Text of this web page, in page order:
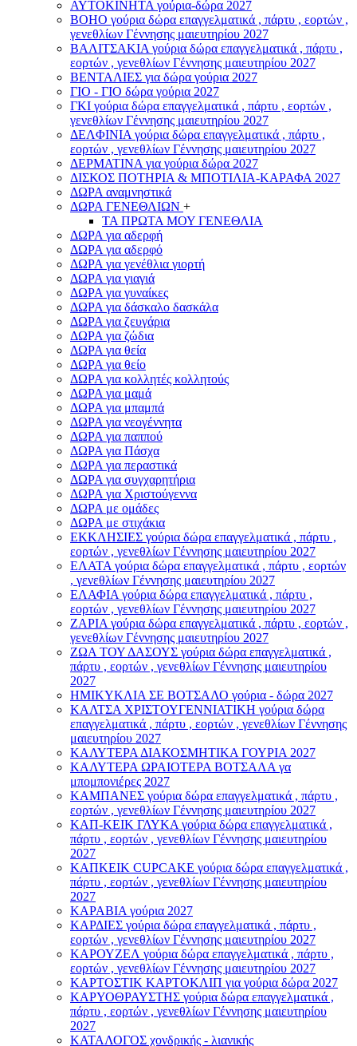
ΑΥΤΟΚΙΝΗΤΑ γούρια-δώρα 2027
ΒOHO γούρια δώρα επαγγελματικά , πάρτυ , εορτών ,
γενεθλίων Γέννησης μαιευτηρίου 2027
ΒΑΛΙΤΣΑΚΙΑ γούρια δώρα επαγγελματικά , πάρτυ ,
εορτών , γενεθλίων Γέννησης μαιευτηρίου 2027
ΒΕΝΤΑΛΙΕΣ για δώρα γούρια 2027
ΓΙΟ - ΓΙΟ δώρα γούρια 2027
ΓΚΙ γούρια δώρα επαγγελματικά , πάρτυ , εορτών ,
γενεθλίων Γέννησης μαιευτηρίου 2027
ΔΕΛΦΙΝΙΑ γούρια δώρα επαγγελματικά , πάρτυ ,
εορτών , γενεθλίων Γέννησης μαιευτηρίου 2027
ΔΕΡΜΑΤΙΝΑ για γούρια δώρα 2027
ΔΙΣΚΟΣ ΠΟΤΗΡΙΑ & ΜΠΟΤΙΛΙΑ-ΚΑΡΑΦΑ 2027
ΔΩΡΑ αναμνηστικά
ΔΩΡΑ ΓΕΝΕΘΛΙΩΝ +
ΤΑ ΠΡΩΤΑ ΜΟΥ ΓΕΝΕΘΛΙΑ
ΔΩΡΑ για αδερφή
ΔΩΡΑ για αδερφό
ΔΩΡΑ για γενέθλια γιορτή
ΔΩΡΑ για γιαγιά
ΔΩΡΑ για γυναίκες
ΔΩΡΑ για δάσκαλο δασκάλα
ΔΩΡΑ για ζευγάρια
ΔΩΡΑ για ζώδια
ΔΩΡΑ για θεία
ΔΩΡΑ για θείο
ΔΩΡΑ για κολλητές κολλητούς
ΔΩΡΑ για μαμά
ΔΩΡΑ για μπαμπά
ΔΩΡΑ για νεογέννητα
ΔΩΡΑ για παππού
ΔΩΡΑ για Πάσχα
ΔΩΡΑ για περαστικά
ΔΩΡΑ για συγχαρητήρια
ΔΩΡΑ για Χριστούγεννα
ΔΩΡΑ με ομάδες
ΔΩΡΑ με στιχάκια
ΕΚΚΛΗΣΙΕΣ γούρια δώρα επαγγελματικά , πάρτυ ,
εορτών , γενεθλίων Γέννησης μαιευτηρίου 2027
ΕΛΑΤΑ γούρια δώρα επαγγελματικά , πάρτυ , εορτών
, γενεθλίων Γέννησης μαιευτηρίου 2027
ΕΛΑΦΙΑ γούρια δώρα επαγγελματικά , πάρτυ ,
εορτών , γενεθλίων Γέννησης μαιευτηρίου 2027
ΖΑΡΙΑ γούρια δώρα επαγγελματικά , πάρτυ , εορτών ,
γενεθλίων Γέννησης μαιευτηρίου 2027
ΖΩΑ ΤΟΥ ΔΑΣΟΥΣ γούρια δώρα επαγγελματικά ,
πάρτυ , εορτών , γενεθλίων Γέννησης μαιευτηρίου
2027
ΗΜΙΚΥΚΛΙΑ ΣΕ ΒΟΤΣΑΛΟ γούρια - δώρα 2027
ΚΑΛΤΣΑ ΧΡΙΣΤΟΥΓΕΝΝΙΑΤΙΚΗ γούρια δώρα
επαγγελματικά , πάρτυ , εορτών , γενεθλίων Γέννησης
μαιευτηρίου 2027
ΚΑΛΥΤΕΡΑ ΔΙΑΚΟΣΜΗΤΙΚΑ ΓΟΥΡΙΑ 2027
ΚΑΛΥΤΕΡΑ ΩΡΑΙΟΤΕΡΑ ΒΟΤΣΑΛΑ γα
μπομπονιέρες 2027
ΚΑΜΠΑΝΕΣ γούρια δώρα επαγγελματικά , πάρτυ ,
εορτών , γενεθλίων Γέννησης μαιευτηρίου 2027
ΚΑΠ-ΚΕΙΚ ΓΛΥΚΑ γούρια δώρα επαγγελματικά ,
πάρτυ , εορτών , γενεθλίων Γέννησης μαιευτηρίου
2027
ΚΑΠΚΕΙΚ CUPCAKE γούρια δώρα επαγγελματικά ,
πάρτυ , εορτών , γενεθλίων Γέννησης μαιευτηρίου
2027
ΚΑΡΑΒΙΑ γούρια 2027
ΚΑΡΔΙΕΣ γούρια δώρα επαγγελματικά , πάρτυ ,
εορτών , γενεθλίων Γέννησης μαιευτηρίου 2027
ΚΑΡΟΥΖΕΛ γούρια δώρα επαγγελματικά , πάρτυ ,
εορτών , γενεθλίων Γέννησης μαιευτηρίου 2027
ΚΑΡΤΟΣΤΙΚ ΚΑΡΤΟΚΛΙΠ για γούρια δώρα 2027
ΚΑΡΥΟΘΡΑΥΣΤΗΣ γούρια δώρα επαγγελματικά ,
πάρτυ , εορτών , γενεθλίων Γέννησης μαιευτηρίου
2027
ΚΑΤΑΛΟΓΟΣ χονδρικής - λιανικής